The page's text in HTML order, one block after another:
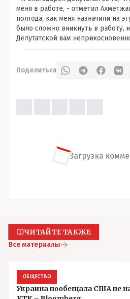
меня в работе, - отметил
полгода, как меня назначили на
было сложно вникнуть в работу,
Депутатской вам
Поделиться
Загрузка
ЧИТАЙТЕ ТАКЖЕ
Все материалы
ОБЩЕСТВО
Украина пообещала США не